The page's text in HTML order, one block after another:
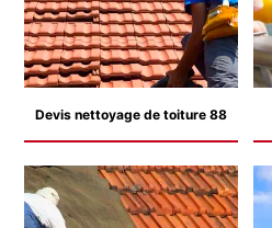
Devis nettoyage de toiture 88